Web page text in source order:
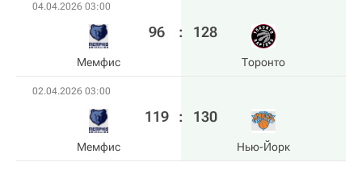
04.04.2026 03:00
Мемфис
96 : 128
Торонто
02.04.2026 03:00
Мемфис
119 : 130
Нью-Йорк